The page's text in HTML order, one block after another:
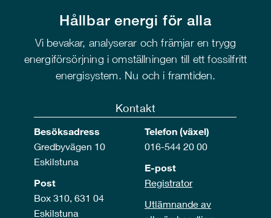
Hållbar energi för alla
Vi bevakar, analyserar och främjar en trygg
energiförsörjning i omställningen till ett fossilfritt
energisystem. Nu och i framtiden.
Kontakt
Besöksadress
Gredbyvägen 10
Eskilstuna
Post
Box 310, 631 04
Eskilstuna
Telefon (växel)
016-544 20 00
E-post
Registrator
Utlämnande av